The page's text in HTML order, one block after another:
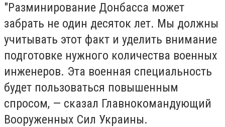
"Разминирование Донбасса может
забрать не один десяток лет. Мы должны
учитывать этот факт и уделить внимание
подготовке нужного количества военных
инженеров. Эта военная специальность
будет пользоваться повышенным
спросом, — сказал Главнокомандующий
Вооруженных Сил Украины.